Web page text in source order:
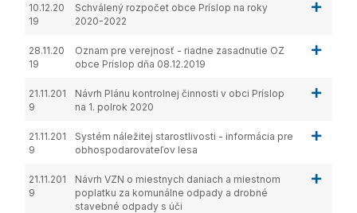
10.12.20
19
Schválený rozpočet obce Príslop na roky
2020-2022
28.11.20
19
Oznam pre verejnosť - riadne zasadnutie OZ
obce Príslop dňa 08.12.2019
21.11.201
9
Návrh Plánu kontrolnej činnosti v obci Príslop
na 1. polrok 2020
21.11.201
9
Systém náležitej starostlivosti - informácia pre
obhospodarovateľov lesa
21.11.201
9
Návrh VZN o miestnych daniach a miestnom
poplatku za komunálne odpady a drobné
stavebné odpady s úči